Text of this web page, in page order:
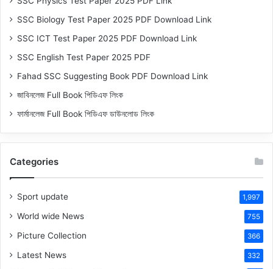
SSC Biology Test Paper 2025 PDF Download Link
SSC ICT Test Paper 2025 PDF Download Link
SSC English Test Paper 2025 PDF
Fahad SSC Suggesting Book PDF Download Link
জাবিনলেজ Full Book পিডিএফ লিংক
ফার্মানলেজ Full Book পিডিএফ ডাউনলোড লিংক
Categories
Sport update 1,997
World wide News 755
Picture Collection 366
Latest News 332